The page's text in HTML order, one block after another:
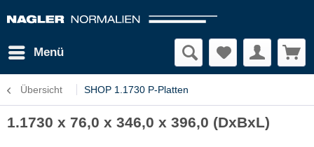
Menü
Übersicht SHOP 1.1730 P-Platten
1.1730 x 76,0 x 346,0 x 396,0 (DxBxL)